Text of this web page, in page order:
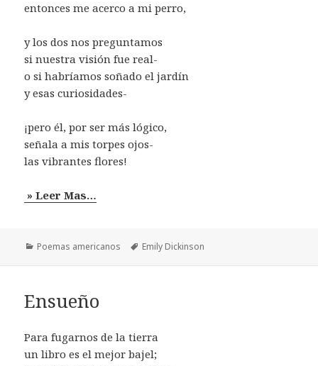
entonces me acerco a mi perro,
y los dos nos preguntamos
si nuestra visión fue real-
o si habríamos soñado el jardín
y esas curiosidades-
¡pero él, por ser más lógico,
señala a mis torpes ojos-
las vibrantes flores!
» Leer Mas…
Categorías
Poemas americanos Etiquetas
Emily Dickinson
Ensueño
Para fugarnos de la tierra
un libro es el mejor bajel;